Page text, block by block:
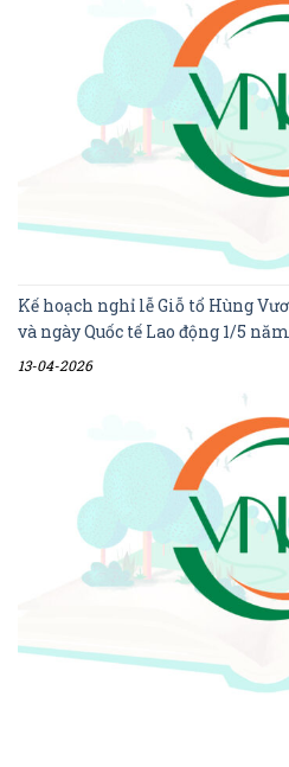
Kế hoạch nghỉ lễ Giỗ tổ Hùng
và ngày Quốc tế Lao động 1/5
13-04-2026